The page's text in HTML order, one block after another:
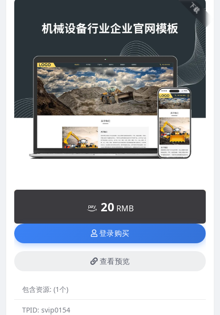
下载
20 RMB
登录购买
查看预览
包含资源: (1个)
TPID: svip0154